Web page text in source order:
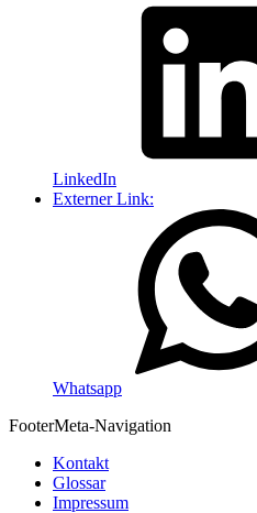
LinkedIn
Externer Link:
Whatsapp
FooterMeta-Navigation
Kontakt
Glossar
Impressum